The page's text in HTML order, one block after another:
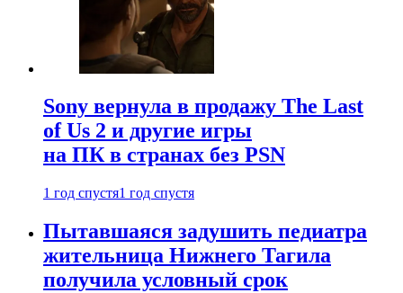
Sony вернула в продажу The Last
of Us 2 и другие игры
на ПК в странах без PSN
1 год спустя1 год спустя
Пытавшаяся задушить педиатра
жительница Нижнего Тагила
получила условный срок